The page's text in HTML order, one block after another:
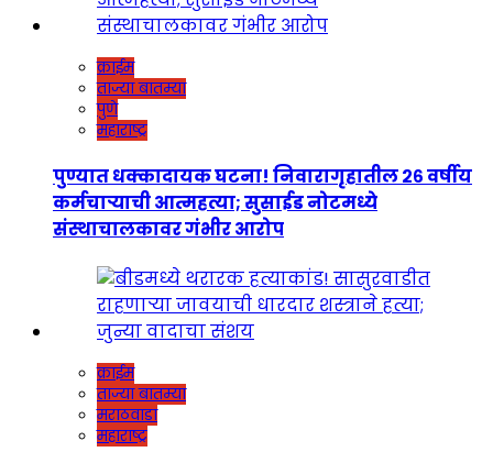
क्राईम
ताज्या बातम्या
पुणे
महाराष्ट्र
पुण्यात धक्कादायक घटना! निवारागृहातील २६ वर्षीय
कर्मचाऱ्याची आत्महत्या; सुसाईड नोटमध्ये
संस्थाचालकावर गंभीर आरोप
क्राईम
ताज्या बातम्या
मराठवाडा
महाराष्ट्र